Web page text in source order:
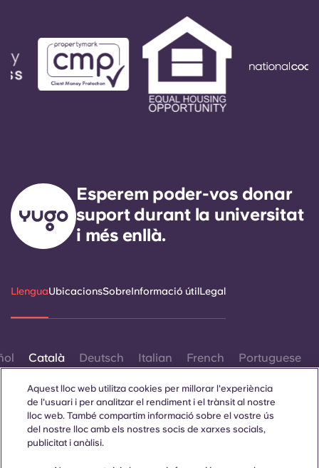
Esperem poder-vos donar
suport durant la universitat
i més enllà.
LlenguaUbicacionsSobreInformació útilLegal
Català Deutsch Italian French Portuguese
Aquest lloc web utilitza cookies per millorar l'experiència
de l'usuari i per analitzar el rendiment i el trànsit al nostre
lloc web. També compartim informació sobre el vostre ús
del nostre lloc amb els nostres socis de xarxes socials,
publicitat i anàlisi.